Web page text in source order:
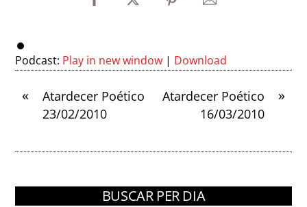
Podcast: Play in new window | Download
«
Atardecer Poético
23/02/2010
»
Atardecer Poético
16/03/2010
BUSCAR PER DIA